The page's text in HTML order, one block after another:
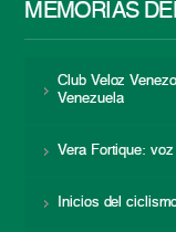
MEMORIAS
Club Veloz
Venezuela
Vera Fortique:
Inicios del